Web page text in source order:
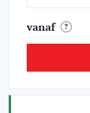
vanaf ?